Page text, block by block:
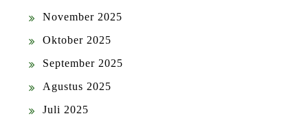
November 2025
Oktober 2025
September 2025
Agustus 2025
Juli 2025